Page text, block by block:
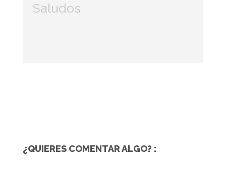
Saludos
¿QUIERES COMENTAR ALGO? :